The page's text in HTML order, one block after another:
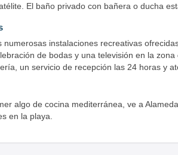
El baño privado con bañera o ducha
numerosas instalaciones recreativas
de bodas y una televisión en la
un servicio de recepción las 24 horas y
algo de cocina mediterránea, ve a
en la playa.